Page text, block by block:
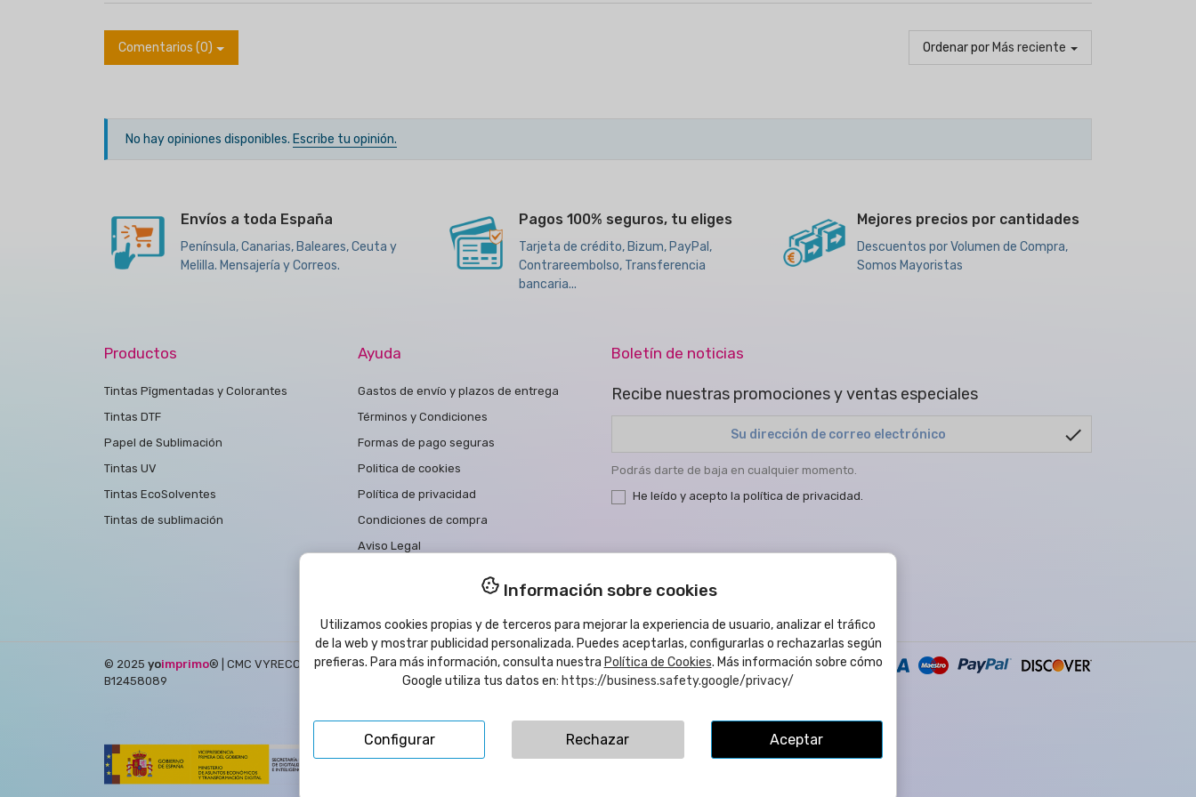
Comentarios (0) Ordenar por Más reciente
No hay opiniones disponibles. Escribe tu opinión.
Envíos a toda España
Península, Canarias, Baleares, Ceuta y
Melilla. Mensajería y Correos.
Pagos 100% seguros, tu eliges
Tarjeta de crédito, Bizum, PayPal,
Contrareembolso, Transferencia
bancaria...
Mejores precios por cantidades
Descuentos por Volumen de Compra,
Somos Mayoristas
Productos
Tintas Pîgmentadas y Colorantes
Tintas DTF
Papel de Sublimación
Tintas UV
Tintas EcoSolventes
Tintas de sublimación
Ayuda
Gastos de envío y plazos de entrega
Términos y Condiciones
Formas de pago seguras
Politica de cookies
Política de privacidad
Condiciones de compra
Aviso Legal
Contactar con nosotros
Boletín de noticias
Recibe nuestras promociones y ventas especiales
check
Podrás darte de baja en cualquier momento.
He leído y acepto la política de privacidad.
© 2025 yoimprimo®
| CMC VYRECO SL - C/Juan Bautista Llorens, 109B - 12540 Vila-Real (Castellón) ESPAÑA | CIF:
B12458089
Información sobre cookies
Utilizamos cookies propias y de terceros para mejorar la experiencia de usuario, analizar el tráfico
de la web y mostrar publicidad personalizada. Puedes aceptarlas, configurarlas o rechazarlas según
prefieras. Para más información, consulta nuestra Política de Cookies. Más información sobre cómo
Google utiliza tus datos en: https://business.safety.google/privacy/
Configurar Rechazar Aceptar